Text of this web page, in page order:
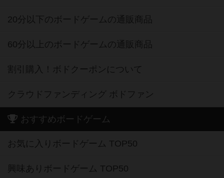
20分以下のボードゲームの通販商品
60分以上のボードゲームの通販商品
割引購入！ボドクーポンについて
クラウドファンディング ボドファン
おすすめボードゲーム
お気に入りボードゲーム TOP50
興味ありボードゲーム TOP50